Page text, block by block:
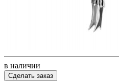
в наличии
Сделать заказ